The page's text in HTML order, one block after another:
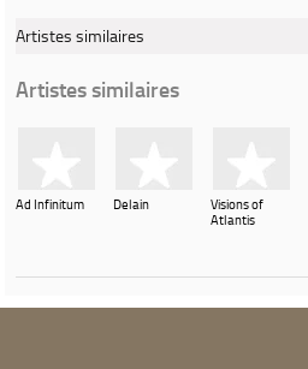
Artistes similaires
Artistes similaires
Ad Infinitum Delain
Visions of
Atlantis